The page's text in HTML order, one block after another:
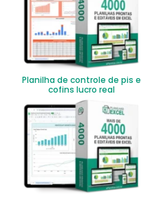
Planilha de controle de pis e
cofins lucro real